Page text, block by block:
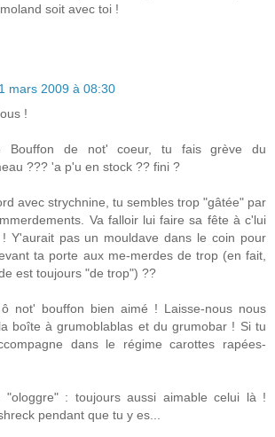
soit avec toi !
mars 2009 à 08:30
!
Bouffon de not' coeur, tu fais grève du
??? 'a p'u en stock ?? fini ?
avec strychnine, tu sembles trop "gâtée" par
Va falloir lui faire sa fête à c'lui
Y'aurait pas un mouldave dans le coin pour
ta porte aux me-merdes de trop (en fait,
est toujours "de trop") ??
not' bouffon bien aimé ! Laisse-nous nous
boîte à grumoblablas et du grumobar ! Si tu
dans le régime carottes rapées-
"ologgre" : toujours aussi aimable celui là !
pendant que tu y es...